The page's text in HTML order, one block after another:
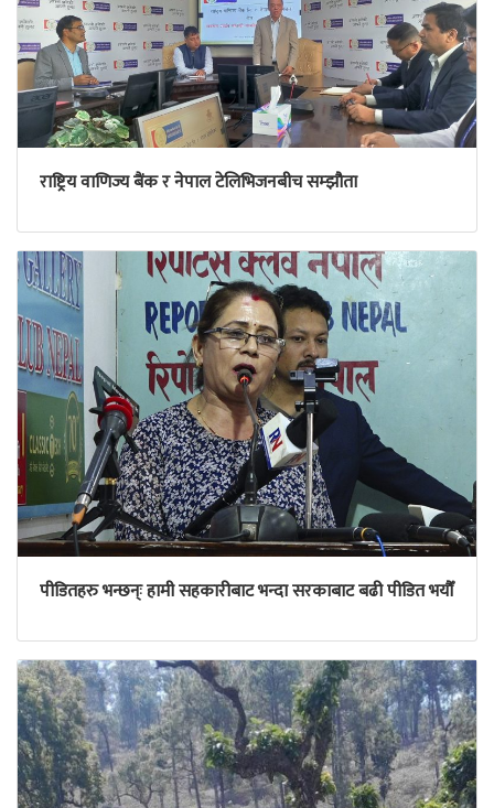
राष्ट्रिय वाणिज्य बैंक र नेपाल टेलिभिजनबीच सम्झौता
पीडितहरु भन्छन्ः हामी सहकारीबाट भन्दा सरकाबाट बढी पीडित भयौँ